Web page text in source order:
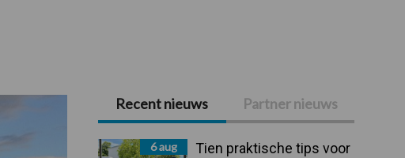
Primaire
Sidebar
Recent nieuws Partner nieuws
6 aug
Tien praktische tips voor